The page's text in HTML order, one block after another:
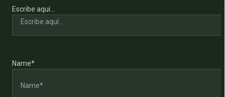
Escribe aquí...
Name*